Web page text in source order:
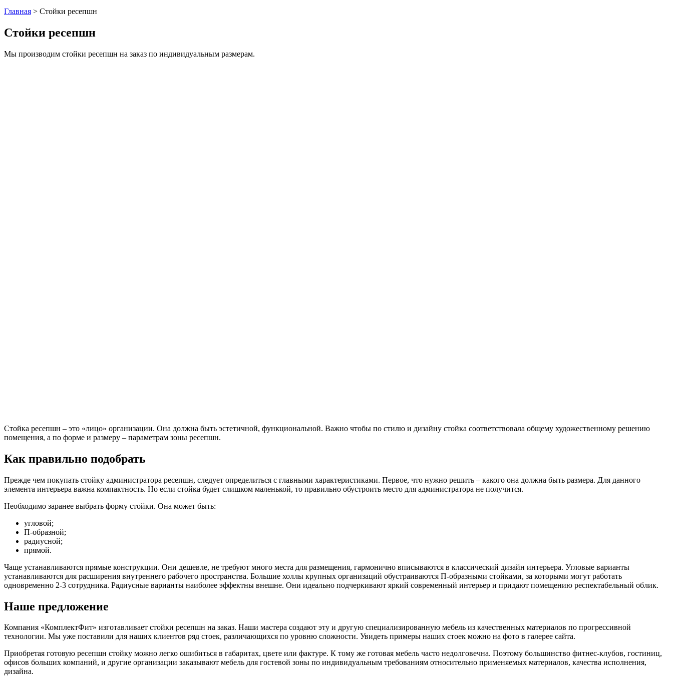
Главная > Стойки ресепшн
Стойки ресепшн
Мы производим стойки ресепшн на заказ по индивидуальным размерам.
Стойка ресепшн – это «лицо» организации. Она должна быть эстетичной, функциональной. Важно чтобы по стилю и дизайну стойка соответствовала общему художественному решению
помещения, а по форме и размеру – параметрам зоны ресепшн.
Как правильно подобрать
Прежде чем покупать стойку администратора ресепшн, следует определиться с главными характеристиками. Первое, что нужно решить – какого она должна быть размера. Для данного
элемента интерьера важна компактность. Но если стойка будет слишком маленькой, то правильно обустроить место для администратора не получится.
Необходимо заранее выбрать форму стойки. Она может быть:
угловой;
П-образной;
радиусной;
прямой.
Чаще устанавливаются прямые конструкции. Они дешевле, не требуют много места для размещения, гармонично вписываются в классический дизайн интерьера. Угловые варианты
устанавливаются для расширения внутреннего рабочего пространства. Большие холлы крупных организаций обустраиваются П-образными стойками, за которыми могут работать
одновременно 2-3 сотрудника. Радиусные варианты наиболее эффектны внешне. Они идеально подчеркивают яркий современный интерьер и придают помещению респектабельный облик.
Наше предложение
Компания «КомплектФит» изготавливает стойки ресепшн на заказ. Наши мастера создают эту и другую специализированную мебель из качественных материалов по прогрессивной
технологии. Мы уже поставили для наших клиентов ряд стоек, различающихся по уровню сложности. Увидеть примеры наших стоек можно на фото в галерее сайта.
Приобретая готовую ресепшн стойку можно легко ошибиться в габаритах, цвете или фактуре. К тому же готовая мебель часто недолговечна. Поэтому большинство фитнес-клубов, гостиниц,
офисов больших компаний, и другие организации заказывают мебель для гостевой зоны по индивидуальным требованиям относительно применяемых материалов, качества исполнения,
дизайна.